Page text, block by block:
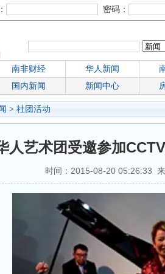
密码：
南非财经 华人新闻
国内新闻 新闻中心
> 社团活动
人艺术团受邀参加
时间：2015-08-20 05:26:33 来